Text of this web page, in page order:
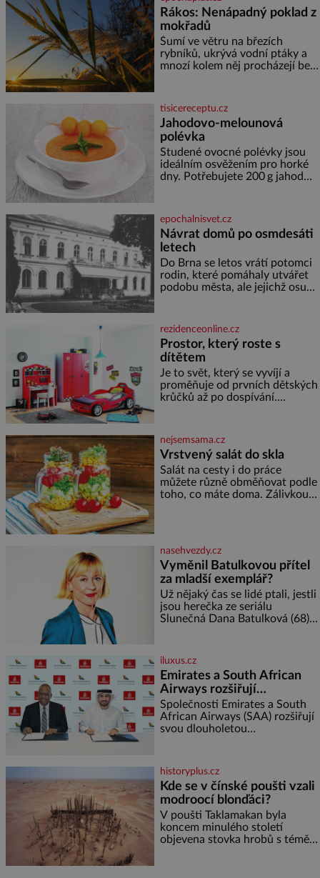
nahlédnout do útrob jedné z
nejvýznamnějších vodních
elektráren v Evropě, vydat se na
horské hřebeny, projet se na
koloběžce a den zakončit
poznáváním památek ve
Rákos: Nenápadný poklad z
mokřadů
Šumí ve větru na březích
rybníků, ukrývá vodní ptáky a
mnozí kolem něj procházejí bez
lodě, zapisovat první texty a
inspiroval řadu pověstí. Tato
skromná, ale užitečná rostlina
provází člověka už tisíce let.
Většina lidí vnímá rákos jen jako
obyčejnou kulisu letního
koupání. Stačí se však podívat
tisicereceptu.cz
Jahodovo-melounová
polévka
Studené ovocné polévky jsou
ideálním osvěžením pro horké
dny. Potřebujete 200 g jahod
cukru krystal 1 lžíci medu 200 g
zakysané sm
epochalnisvet.cz
Návrat domů po osmdesáti
letech
Do Brna se letos vrátí potomci
rodin, které pomáhaly utvářet
podobu města, ale jejichž osudy
Placzek, Löw-Beer, Fuhrmann,
Kohn a Stiassni se stanou
jednou z hlavních
dramaturgických linií festivalu
židovské kultury ŠTETL FEST
2026. Některé návraty nejsou
jednoduché. Místa, která si
rezidenceonline.cz
Prostor, který roste s
dítětem
Je to svět, který se vyvíjí a
proměňuje od prvních dětských
krůčků až po dospívání.
soustředění i odpočinek a
reaguje na každou etapu života
a specifické potřeby dítěte. Pro
nejmenší je klíčová
jednoduchost, měkkost a
bezpečí, proto by pokoj
nejsemsama.cz
Vrstvený salát do skla
Salát na cesty i do práce
můžete různě obměňovat podle
toho, co máte doma. Zálivkou
nebo jiného salátu (římský salát,
polníček…) ✿ 1 malá konzerva
kukuřice ✿ ½ okurky ✿ 2
rajčata Zálivka: ✿ 4 lžíce
olivového oleje ✿ 1 lžíci
citronové šťávy ✿ ½ stroužku
nasehvezdy.cz
Vyměnil Batulkovou přítel
za mladší exemplář?
Už nějaký čas se lidé ptali, jestli
jsou herečka ze seriálu
Slunečná Dana Batulková (68) a
od sebe přítele od samého
začátku odhán
iluxus.cz
Emirates a South African
Airways rozšiřují
partnerství. Cestujícím
nově zpřístupní dalších
devět destinací v jižní a
Společnosti Emirates a South
African Airways (SAA) rozšiřují
svou dlouholetou
cestujícím devět dalších
destinací v jižní a střední Africe
a u
historyplus.cz
Kde se v čínské poušti vzali
modroocí blonďáci?
V poušti Taklamakan byla
koncem minulého století
objevena stovka hrobů s téměř